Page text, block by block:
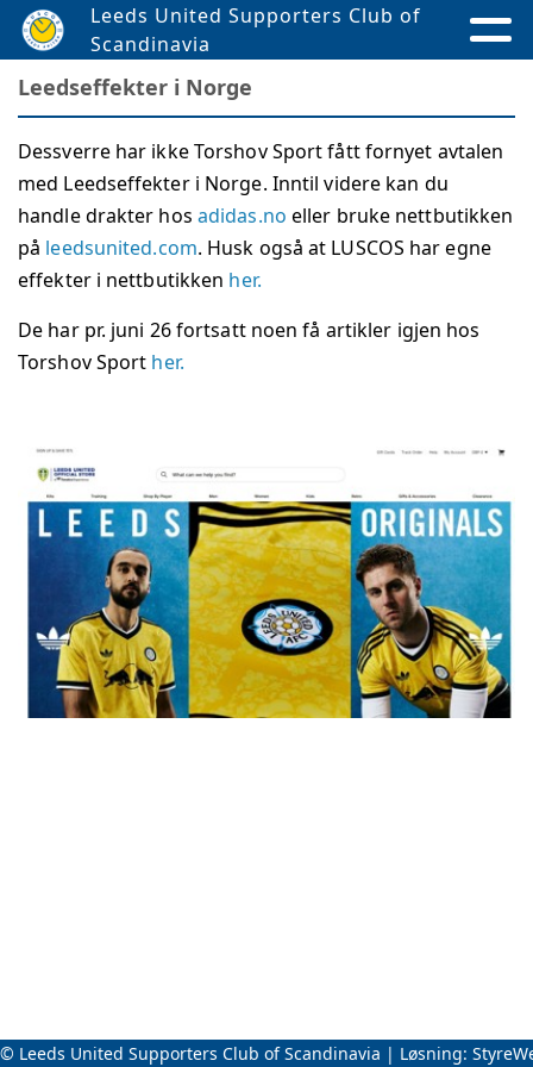
Leeds United Supporters Club of
Scandinavia
Leedseffekter i Norge
Dessverre har ikke Torshov Sport fått fornyet avtalen
med Leedseffekter i Norge. Inntil videre kan du
handle drakter hos adidas.no eller bruke nettbutikken
på leedsunited.com. Husk også at LUSCOS har egne
effekter i nettbutikken her.
De har pr. juni 26 fortsatt noen få artikler igjen hos
Torshov Sport her.
© Leeds United Supporters Club of Scandinavia | Løsning: